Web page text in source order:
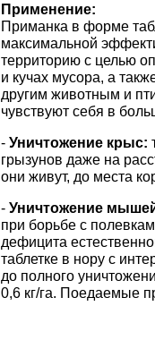
Применение:
Приманка в форме
максимальной
территорию с целью
и кучах мусора, а
другим животным и
чувствуют себя в
- Уничтожение крыс:
грызунов даже на
они живут, до места
- Уничтожение
при борьбе с
дефицита
таблетке в нору с
до полного
0,6 кг/га. Поедаемые